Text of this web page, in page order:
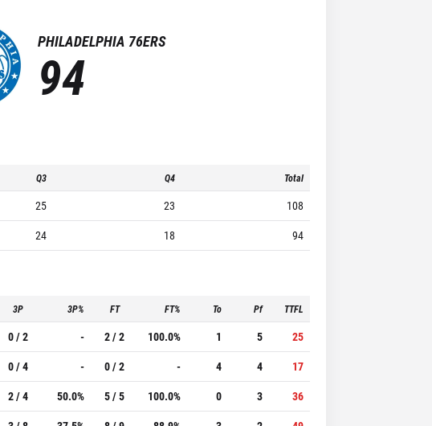
PHILADELPHIA 76ERS
94
Q3 Q4 Total
25 23
108
24 18 94
3P 3P% FT FT% To Pf TTFL
0 / 2 - 2 / 2 100.0% 1 5
25
0 / 4 - 0 / 2 - 4 4
17
2 / 4 50.0% 5 / 5 100.0% 0 3
36